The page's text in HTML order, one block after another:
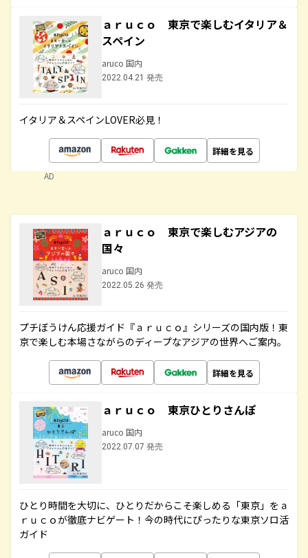
ａｒｕｃｏ 東京で楽しむイタリア＆
スペイン
aruco 国内
2022.04.21 発売
イタリア＆スペインLOVER必見！
詳細を見る
AD
ａｒｕｃｏ 東京で楽しむアジアの
国々
aruco 国内
2022.05.26 発売
プチぼうけん応援ガイド『ａｒｕｃｏ』シリーズの国内版！東
京で楽しむ本場さながらのディープなアジアの世界へご案内。
詳細を見る
ａｒｕｃｏ 東京ひとりさんぽ
aruco 国内
2022.07.07 発売
ひとり時間を大切に、ひとりだからこそ楽しめる「東京」をａ
ｒｕｃｏが徹底ナビゲート！今の時代にぴったりな東京ソロ活
ガイド